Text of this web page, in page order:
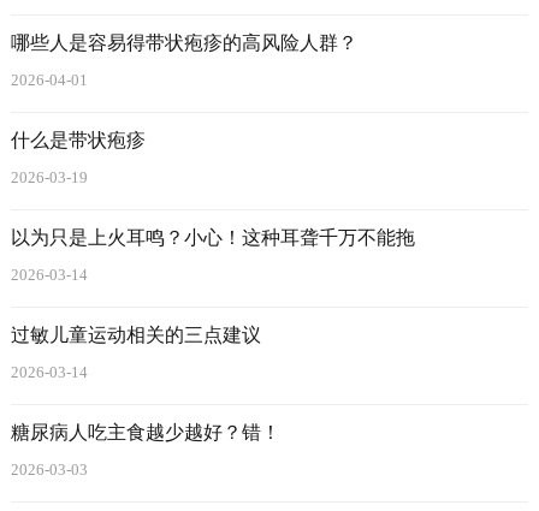
哪些人是容易得带状疱疹的高风险人群？
2026-04-01
什么是带状疱疹
2026-03-19
以为只是上火耳鸣？小心！这种耳聋千万不能拖
2026-03-14
过敏儿童运动相关的三点建议
2026-03-14
糖尿病人吃主食越少越好？错！
2026-03-03